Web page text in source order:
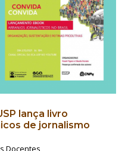
lança livro
de jornalismo
Docentes